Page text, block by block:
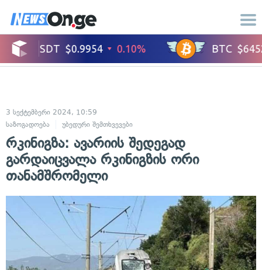
3 სექტემბერი 2024, 10:59
საზოგადოება
უბედური შემთხვევები
რკინიგზა: ავარიის შედეგად
გარდაიცვალა რკინიგზის ორი
თანამშრომელი